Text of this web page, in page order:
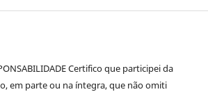
Certifico que participei da
em parte ou na íntegra, que não omiti